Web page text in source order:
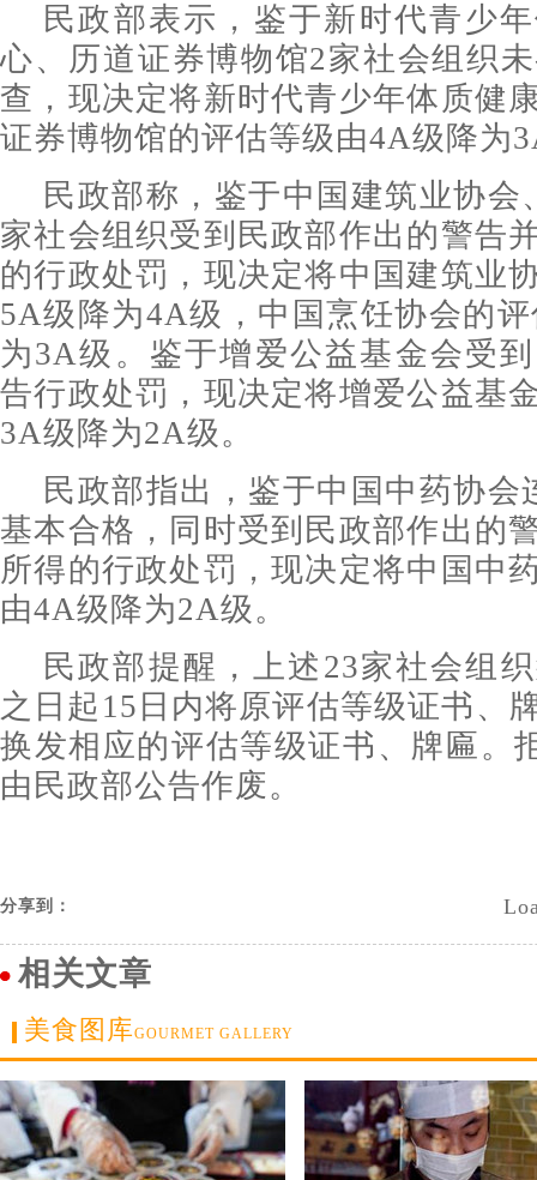
民政部表示，鉴于新时代青少
心、历道证券博物馆2家社会组织
查，现决定将新时代青少年体质健
证券博物馆的评估等级由4A级降为
民政部称，鉴于中国建筑业协会
家社会组织受到民政部作出的警告
的行政处罚，现决定将中国建筑业
5A级降为4A级，中国烹饪协会的
为3A级。鉴于增爱公益基金会受
告行政处罚，现决定将增爱公益基
3A级降为2A级。
民政部指出，鉴于中国中药协会
基本合格，同时受到民政部作出的
所得的行政处罚，现决定将中国中
由4A级降为2A级。
民政部提醒，上述23家社会组
之日起15日内将原评估等级证书、
换发相应的评估等级证书、牌匾。
由民政部公告作废。
分享到：
相关文章
美食图库GOURMET GALLERY